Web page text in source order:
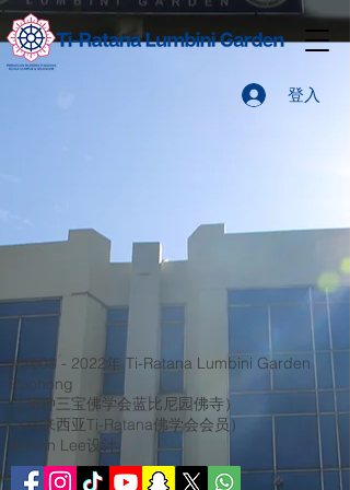
登入
©2008 - 2022年 Ti-Ratana Lumbini Garden
Puchong
（蒲种三宝佛学会蓝比尼园佛寺）
（马来西亚Ti-Ratana佛学会会员）
由Rain Lee设计